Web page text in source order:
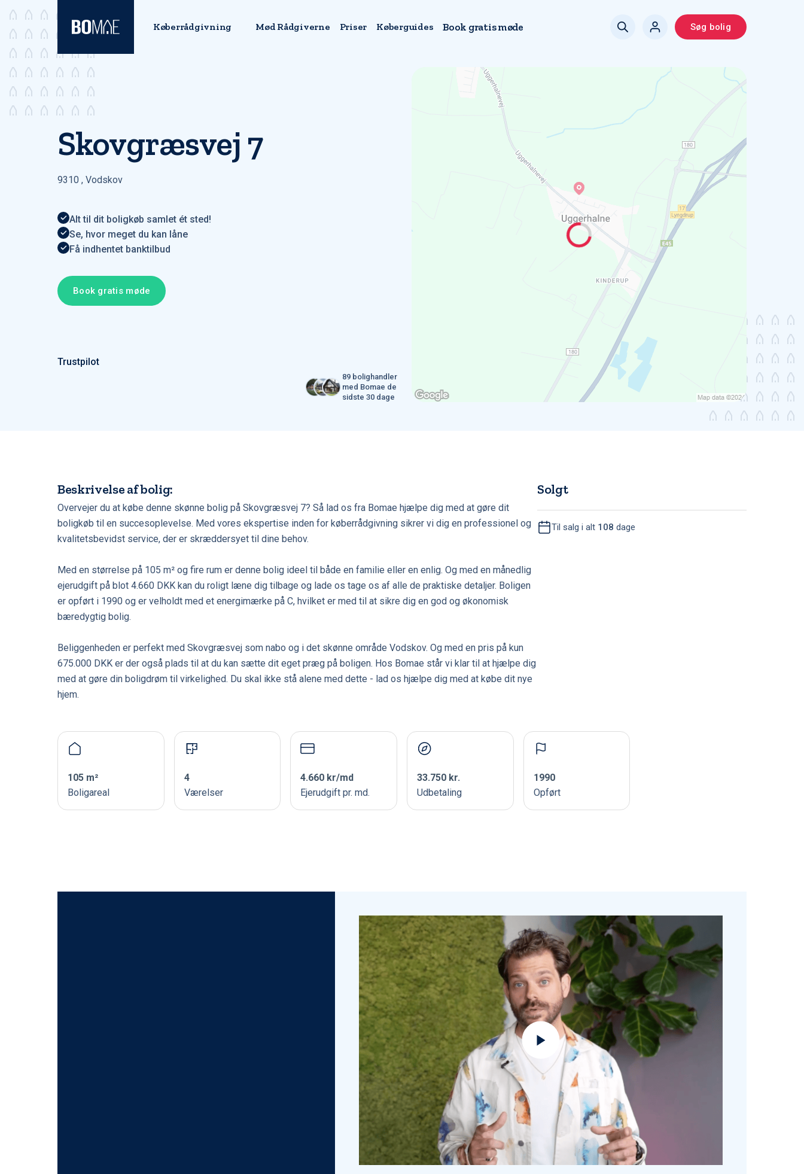
Køberrådgivning Mød Rådgiverne Priser Køberguides Book gratis møde Søg bolig
Skovgræsvej 7
9310 , Vodskov
Alt til dit boligkøb samlet ét sted!
Se, hvor meget du kan låne
Få indhentet banktilbud
Book gratis møde
Trustpilot
89 bolighandler
med Bomae de
sidste 30 dage
Beskrivelse af bolig:
Overvejer du at købe denne skønne bolig på Skovgræsvej 7? Så lad os fra Bomae hjælpe dig med at gøre dit
boligkøb til en succesoplevelse. Med vores ekspertise inden for køberrådgivning sikrer vi dig en professionel og
kvalitetsbevidst service, der er skræddersyet til dine behov.
Med en størrelse på 105 m² og fire rum er denne bolig ideel til både en familie eller en enlig. Og med en månedlig
ejerudgift på blot 4.660 DKK kan du roligt læne dig tilbage og lade os tage os af alle de praktiske detaljer. Boligen
er opført i 1990 og er velholdt med et energimærke på C, hvilket er med til at sikre dig en god og økonomisk
bæredygtig bolig.
Beliggenheden er perfekt med Skovgræsvej som nabo og i det skønne område Vodskov. Og med en pris på kun
675.000 DKK er der også plads til at du kan sætte dit eget præg på boligen. Hos Bomae står vi klar til at hjælpe dig
med at gøre din boligdrøm til virkelighed. Du skal ikke stå alene med dette - lad os hjælpe dig med at købe dit nye
hjem.
Solgt
Til salg i alt 108 dage
105 m²
Boligareal
4
Værelser
4.660 kr/md
Ejerudgift pr. md.
33.750 kr.
Udbetaling
1990
Opført